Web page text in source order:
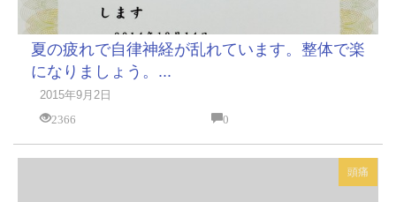
夏の疲れで自律神経が乱れています。整体で楽
になりましょう。...
2015年9月2日
2366
0
頭痛